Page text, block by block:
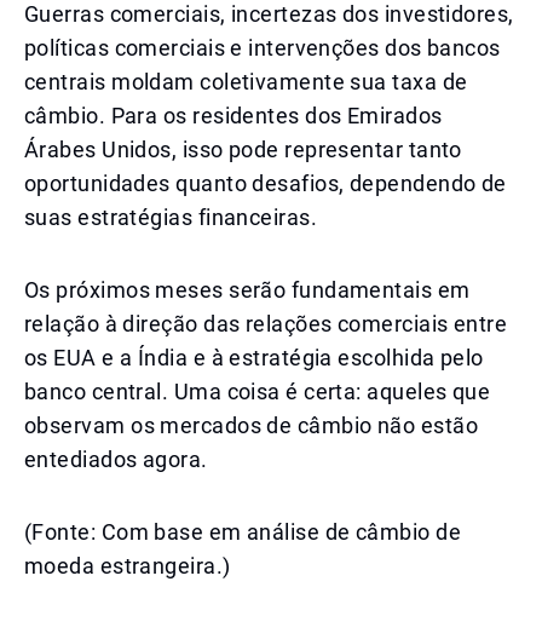
Guerras comerciais, incertezas dos investidores,
políticas comerciais e intervenções dos bancos
centrais moldam coletivamente sua taxa de
câmbio. Para os residentes dos Emirados
Árabes Unidos, isso pode representar tanto
oportunidades quanto desafios, dependendo de
suas estratégias financeiras.
Os próximos meses serão fundamentais em
relação à direção das relações comerciais entre
os EUA e a Índia e à estratégia escolhida pelo
banco central. Uma coisa é certa: aqueles que
observam os mercados de câmbio não estão
entediados agora.
(Fonte: Com base em análise de câmbio de
moeda estrangeira.)